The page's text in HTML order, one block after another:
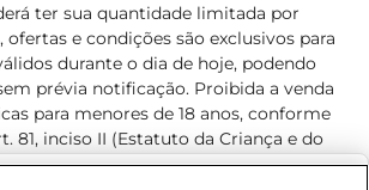
ter sua quantidade limitada por
ofertas e condições são exclusivos para
durante o dia de hoje, podendo
prévia notificação. Proibida a venda
para menores de 18 anos, conforme
81, inciso II (Estatuto da Criança e do
e condições exclusivos para o